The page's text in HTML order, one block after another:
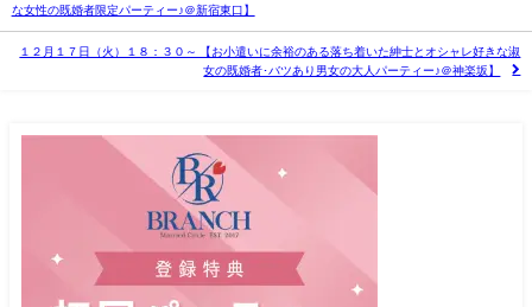
な女性の既婚者限定パーティー♪＠新宿東口】
１２月１７日（火）１８：３０～ 【お小遣いに余裕のある落ち着いた紳士とオシャレ好きな淑
女の既婚者･バツあり男女の大人パーティー♪＠神楽坂】